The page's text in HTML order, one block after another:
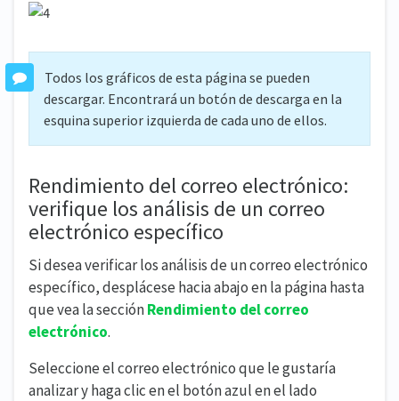
Todos los gráficos de esta página se pueden
descargar. Encontrará un botón de descarga en la
esquina superior izquierda de cada uno de ellos.
Rendimiento del correo electrónico:
verifique los análisis de un correo
electrónico específico
Si desea verificar los análisis de un correo electrónico
específico, desplácese hacia abajo en la página hasta
que vea la secciónRendimiento del correo
electrónico.
Seleccione el correo electrónico que le gustaría
analizar y haga clic en el botón azul en el lado